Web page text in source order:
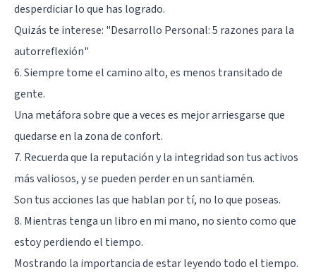
desperdiciar lo que has logrado.
Quizás te interese: "Desarrollo Personal: 5 razones para la
autorreflexión"
6. Siempre tome el camino alto, es menos transitado de
gente.
Una metáfora sobre que a veces es mejor arriesgarse que
quedarse en la zona de confort.
7. Recuerda que la reputación y la integridad son tus activos
más valiosos, y se pueden perder en un santiamén.
Son tus acciones las que hablan por tí, no lo que poseas.
8. Mientras tenga un libro en mi mano, no siento como que
estoy perdiendo el tiempo.
Mostrando la importancia de estar leyendo todo el tiempo.